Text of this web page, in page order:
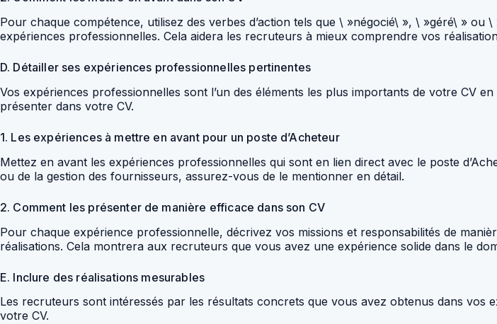
Pour chaque compétence, utilisez des verbes d’action tels que \ »négocié\ », \ »géré\ »
expériences professionnelles. Cela aidera les recruteurs à mieux comprendre vos
D. Détailler ses expériences professionnelles pertinentes
Vos expériences professionnelles sont l’un des éléments les plus importants de votre CV
présenter dans votre CV.
1. Les expériences à mettre en avant pour un poste d’Acheteur
Mettez en avant les expériences professionnelles qui sont en lien direct avec le poste
ou de la gestion des fournisseurs, assurez-vous de le mentionner en détail.
2. Comment les présenter de manière efficace dans son CV
Pour chaque expérience professionnelle, décrivez vos missions et responsabilités de
réalisations. Cela montrera aux recruteurs que vous avez une expérience solide dans le
E. Inclure des réalisations mesurables
Les recruteurs sont intéressés par les résultats concrets que vous avez obtenus dans vos
votre CV.